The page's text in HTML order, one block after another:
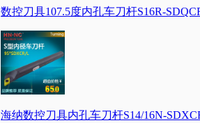
数控刀具107.5度内孔车刀杆S16R-
海纳数控刀具内孔车刀杆S14/16N-